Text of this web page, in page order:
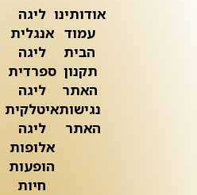
אודותינו
עמוד
הבית
תקנון
האתר
נגישות
האתר
ליגה
אנגלית
ליגה
ספרדית
ליגה
איטלקית
ליגה
אלופות
הופעות
חיות